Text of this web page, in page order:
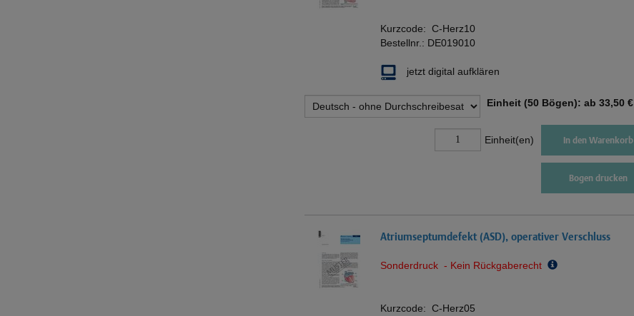
Kurzcode: C-Herz10
Bestellnr.: DE019010
jetzt digital aufklären
Einheit (50 Bögen): ab 33,50 €
Einheit(en) In den Warenkorb
Bogen drucken
Atriumseptumdefekt (ASD), operativer Verschluss
Sonderdruck - Kein Rückgaberecht
Kurzcode: C-Herz05